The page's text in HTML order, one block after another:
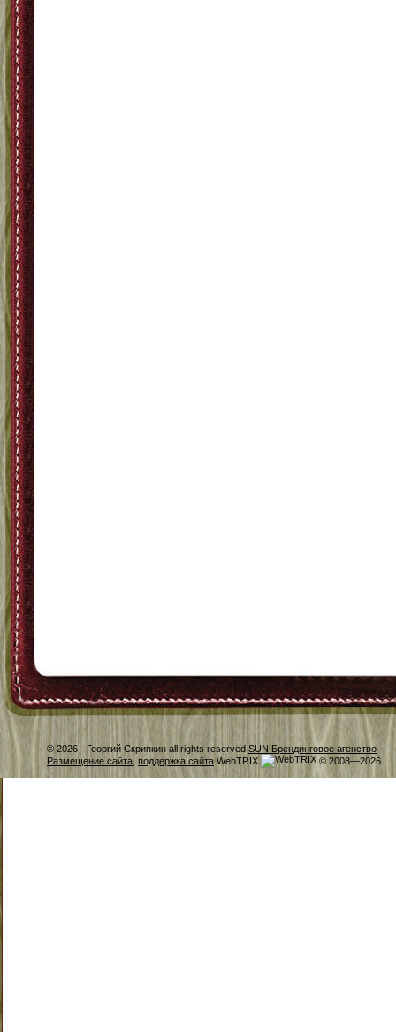
© 2026 - Георгий Скрипкин all rights reserved SUN Брендинговое агенство
Размещение сайта, поддержка сайта WebTRIX © 2008—2026